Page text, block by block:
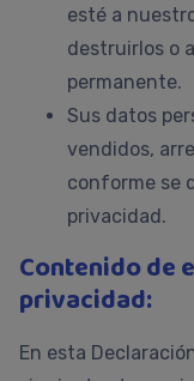
esté a
destruirlos o
permanente.
Sus datos
vendidos,
conforme se
privacidad.
Contenido de
privacidad:
En esta